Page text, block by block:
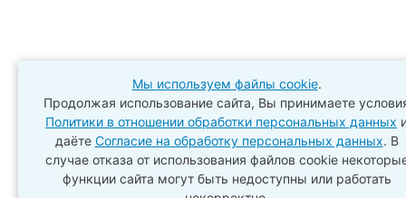
Мы используем файлы cookie.
Продолжая использование сайта, Вы принимаете
Политики в отношении обработки персональных данных
даёте Согласие на обработку персональных данных. В
случае отказа от использования файлов cookie
функции сайта могут быть недоступны или работать